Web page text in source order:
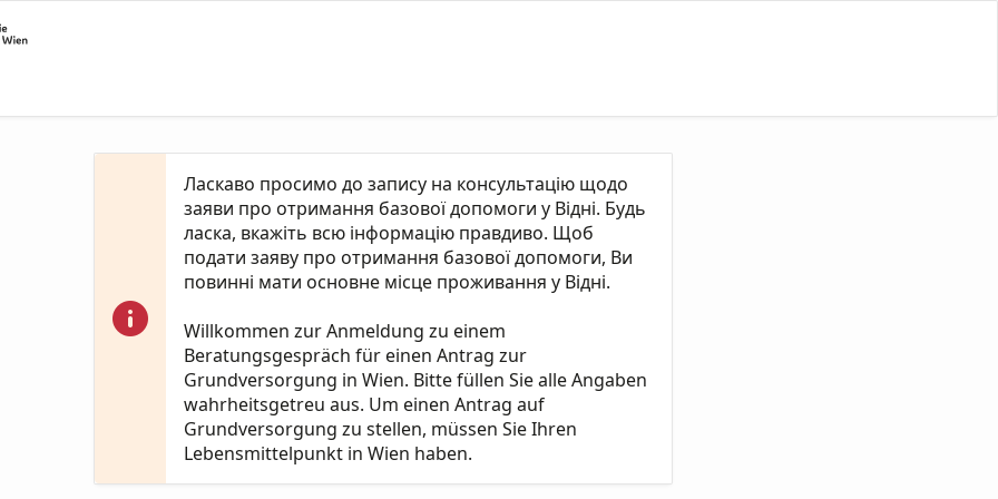
Ласкаво просимо до запису на консультацію щодо
заяви про отримання базової допомоги у Відні. Будь
ласка, вкажіть всю інформацію правдиво. Щоб
подати заяву про отримання базової допомоги, Ви
повинні мати основне місце проживання у Відні.
Willkommen zur Anmeldung zu einem
Beratungsgespräch für einen Antrag zur
Grundversorgung in Wien. Bitte füllen Sie alle Angaben
wahrheitsgetreu aus. Um einen Antrag auf
Grundversorgung zu stellen, müssen Sie Ihren
Lebensmittelpunkt in Wien haben.